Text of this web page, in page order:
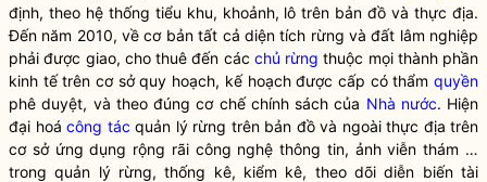
định, theo hệ thống tiểu khu, khoảnh, lô trên bản đồ và thực địa.
Đến năm 2010, về cơ bản tất cả diện tích rừng và đất lâm nghiệp
phải được giao, cho thuê đến các chủ rừng thuộc mọi thành phần
kinh tế trên cơ sở quy hoạch, kế hoạch được cấp có thẩm quyền
phê duyệt, và theo đúng cơ chế chính sách của Nhà nước. Hiện
đại hoá công tác quản lý rừng trên bản đồ và ngoài thực địa trên
cơ sở ứng dụng rộng rãi công nghệ thông tin, ảnh viễn thám …
trong quản lý rừng, thống kê, kiểm kê, theo dõi diễn biến tài